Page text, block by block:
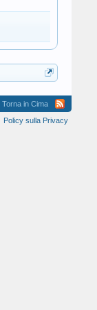
Torna in Cima
Policy sulla Privacy